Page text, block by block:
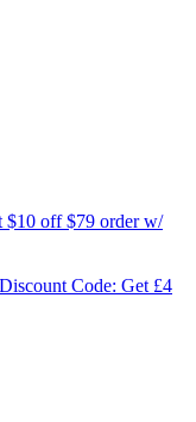
off $79 order w/
Code: Get £4